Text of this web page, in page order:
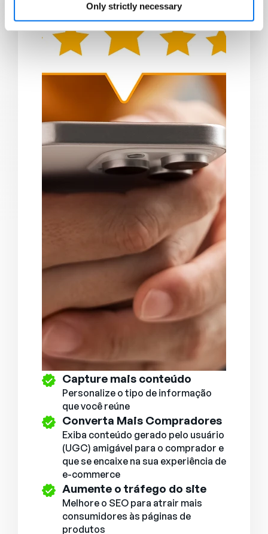
Only strictly necessary
Capture mais conteúdo
Personalize o tipo de informação
que você reúne
Converta Mais Compradores
Exiba conteúdo gerado pelo usuário
(UGC) amigável para o comprador e
que se encaixe na sua experiência de
e-commerce
Aumente o tráfego do site
Melhore o SEO para atrair mais
consumidores às páginas de
produtos